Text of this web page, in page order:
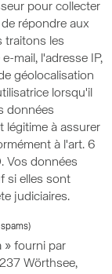
pour collecter
répondre aux
traitons les
mail, l'adresse IP,
géolocalisation
lorsqu'il
données
légitime à assurer
à l'art. 6
Vos données
si elles sont
judiciaires.
» fourni par
Wörthsee,